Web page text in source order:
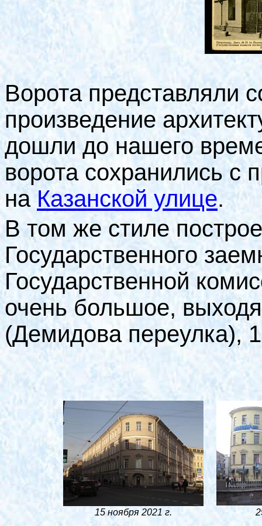
Ворота представляли
произведение
дошли до нашего
ворота сохранились с
на Казанской улице.
В том же стиле
Государственного
Государственной
очень большое,
(Демидова переулка),
15 ноября 2021 г.